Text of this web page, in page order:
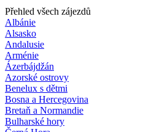
Přehled všech zájezdů
Albánie
Alsasko
Andalusie
Arménie
Ázerbájdžán
Azorské ostrovy
Benelux s dětmi
Bosna a Hercegovina
Bretaň a Normandie
Bulharské hory